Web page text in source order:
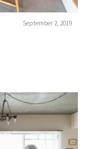
September 2, 2019